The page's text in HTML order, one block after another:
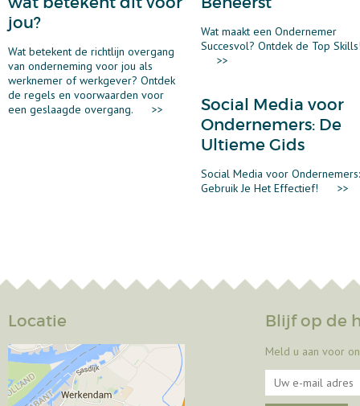
jou?
Wat betekent de richtlijn overgang
van onderneming voor jou als
werknemer of werkgever? Ontdek
de regels en voorwaarden voor
een geslaagde overgang.
>>
Wat maakt een Ondernemer
Succesvol? Ontdek de Top
>>
Social Media voor
Ondernemers: De
Ultieme Gids
Social Media voor
Gebruik Je Het Effectief!
>>
Locatie Blijf op de
Meld u aan voor